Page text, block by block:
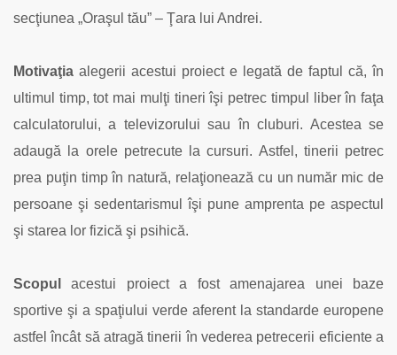
secţiunea „Oraşul tău” – Ţara lui Andrei.
Motivaţia alegerii acestui proiect e legată de faptul că, în
ultimul timp, tot mai mulţi tineri îşi petrec timpul liber în faţa
calculatorului, a televizorului sau în cluburi. Acestea se
adaugă la orele petrecute la cursuri. Astfel, tinerii petrec
prea puţin timp în natură, relaţionează cu un număr mic de
persoane şi sedentarismul îşi pune amprenta pe aspectul
şi starea lor fizică şi psihică.
Scopul
acestui proiect a fost amenajarea unei baze
sportive şi a spaţiului verde aferent la standarde europene
astfel încât să atragă tinerii în vederea petrecerii eficiente a